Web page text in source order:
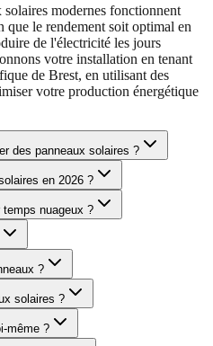
modernes fonctionnent
le rendement soit optimal en
de l'électricité les jours
votre installation en tenant
de Brest, en utilisant des
votre production énergétique
des panneaux solaires ?
en 2026 ?
temps nuageux ?
?
solaires ?
même ?